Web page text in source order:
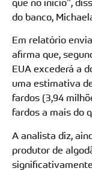
que no início”,
do banco,
Em relatório
afirma que,
EUA excederá a
uma estimativa
fardos (3,94
fardos a mais do
A analista diz,
produtor de